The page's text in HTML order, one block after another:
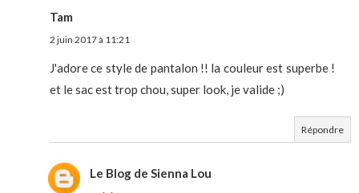
Tam
2 juin 2017 à 11:21
J'adore ce style de pantalon !! la couleur est superbe !
et le sac est trop chou, super look, je valide ;)
Répondre
Le Blog de Sienna Lou